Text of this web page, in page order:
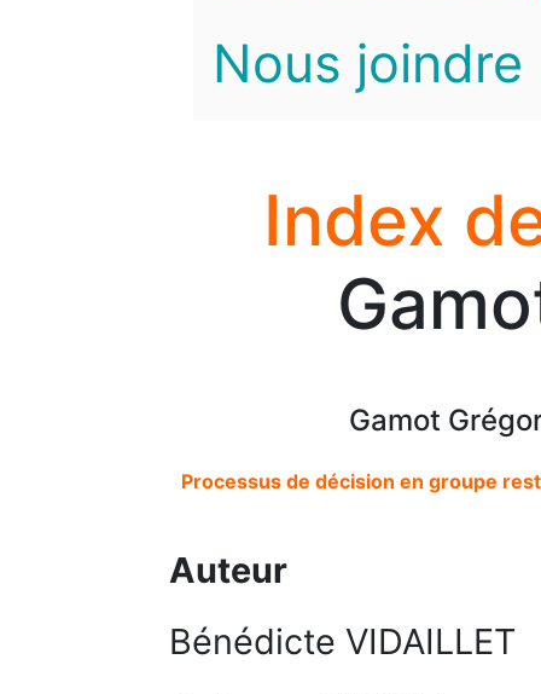
Nous joindre
Index
Gamot
Processus de décision en groupe
Auteur
Bénédicte VIDAILLET